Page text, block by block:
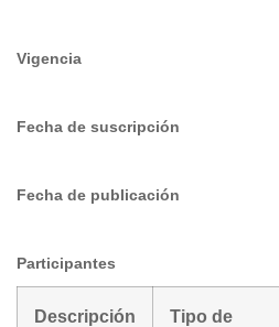
Vigencia
Fecha de suscripción
Fecha de publicación
Participantes
Descripción
Tipo de